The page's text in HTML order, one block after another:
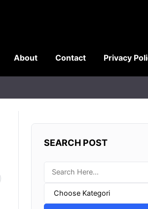
About Contact Privacy
SEARCH POST